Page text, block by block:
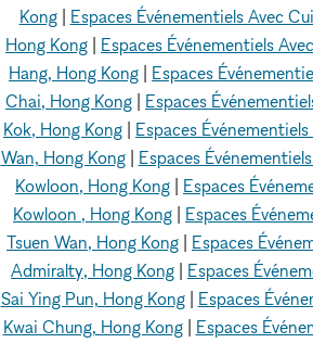
Kong| Espaces Événementiels Avec
Hong Kong
Espaces Événementiels
Hang, Hong Kong
Espaces
Chai, Hong Kong
Espaces
Kok, Hong Kong
Espaces
Wan, Hong Kong| Espaces
Kowloon, Hong Kong
Espaces
Kowloon , Hong Kong
Espaces
Tsuen Wan, Hong Kong
Espaces
Admiralty, Hong Kong
Espaces
Sai Ying Pun, Hong Kong| Espaces
Kwai Chung, Hong Kong| Espaces